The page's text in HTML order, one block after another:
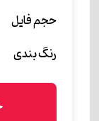
حجم فایل
رنگ بندی